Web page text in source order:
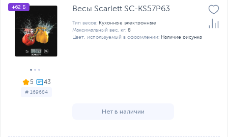
5
# 169684
+62 Б Весы Scarlett SC-KS57P63
Тип весов: Кухонные электронные
Максимальный вес, кг: 8
Цвет, используемый в оформлении: Наличие рисунка
Нет в наличии